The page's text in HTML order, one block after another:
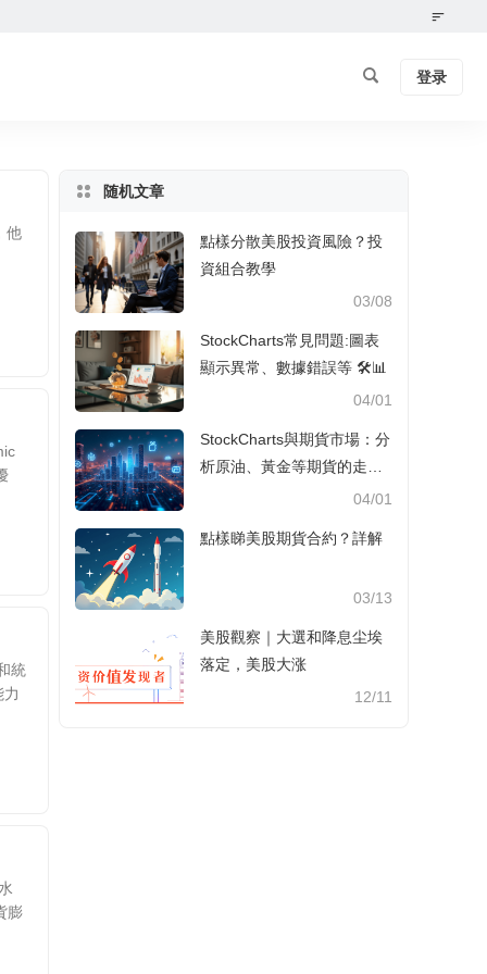
登录
他
統
膨
随机文章
點樣分散美股投資風險？投
資組合教學
03/08
StockCharts常見問題:圖表
顯示異常、數據錯誤等 🛠️📊
04/01
StockCharts與期貨市場：分
析原油、黃金等期貨的走勢
04/01
點樣睇美股期貨合約？詳解
03/13
美股觀察｜大選和降息尘埃
落定，美股大涨
12/11